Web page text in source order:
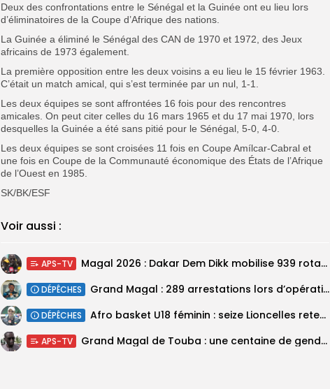
Deux des confrontations entre le Sénégal et la Guinée ont eu lieu lors
d’éliminatoires de la Coupe d’Afrique des nations.
La Guinée a éliminé le Sénégal des CAN de 1970 et 1972, des Jeux
africains de 1973 également.
La première opposition entre les deux voisins a eu lieu le 15 février 1963.
C’était un match amical, qui s’est terminée par un nul, 1-1.
Les deux équipes se sont affrontées 16 fois pour des rencontres
amicales. On peut citer celles du 16 mars 1965 et du 17 mai 1970, lors
desquelles la Guinée a été sans pitié pour le Sénégal, 5-0, 4-0.
Les deux équipes se sont croisées 11 fois en Coupe Amílcar-Cabral et
une fois en Coupe de la Communauté économique des États de l’Afrique
de l’Ouest en 1985.
SK/BK/ESF
Voir aussi :
APS-TV Magal 2026 : Dakar Dem Dikk mobilise 939 rotations et transporte près...
DÉPÊCHES Grand Magal : 289 arrestations lors d’opérations préventives de sécurisation
DÉPÊCHES ‎Afro basket U18 féminin : seize Lioncelles retenues pour l’étape finale de...
APS-TV Grand Magal de Touba : une centaine de gendarmes mobilisés sur les...